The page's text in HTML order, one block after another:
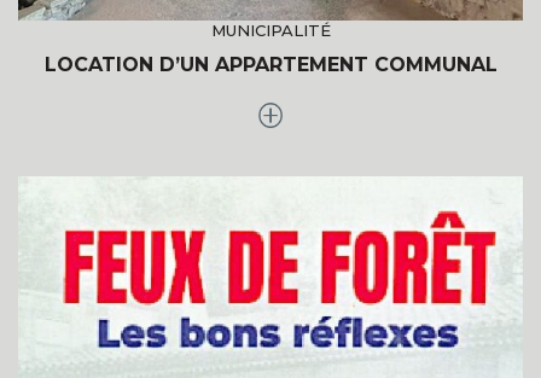
MUNICIPALITÉ
LOCATION D’UN APPARTEMENT COMMUNAL